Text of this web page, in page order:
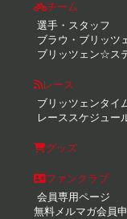
チーム
選手・スタッフ
ブラウ・ブリッツ
ブリッツェン☆ス
レース
ブリッツェンタイ
レーススケジュー
グッズ
ファンクラブ
会員専用ページ
無料メルマガ会員